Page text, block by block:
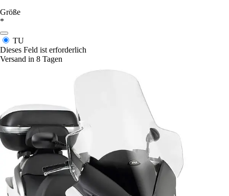
Größe
*
TU
Dieses Feld ist erforderlich
Versand in 8 Tagen